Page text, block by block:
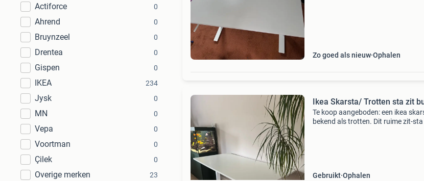
Actiforce
0
Ahrend 0
Bruynzeel 0
Drentea 0
Gispen 0
IKEA 234
Jysk 0
MN 0
Vepa 0
Voortman 0
Çilek 0
Overige merken 23
Zo goed als nieuw Ophalen
Ikea Skarsta/ Trotten sta zit
Te koop aangeboden: een ikea
bekend als trotten. Dit ruime zit-
Gebruikt Ophalen